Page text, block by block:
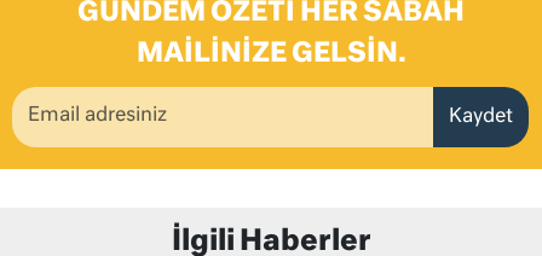
GÜNDEM ÖZETI HER SABAH
MAILINIZE GELSIN.
Kaydet
İlgili Haberler